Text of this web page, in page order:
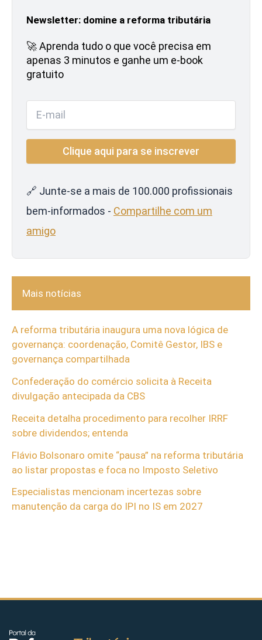
Newsletter: domine a reforma tributária
🚀 Aprenda tudo o que você precisa em
apenas 3 minutos e ganhe um e-book
gratuito
🔗 Junte-se a mais de 100.000 profissionais
bem-informados - Compartilhe com um
amigo
Mais notícias
A reforma tributária inaugura uma nova lógica de
governança: coordenação, Comitê Gestor, IBS e
governança compartilhada
Confederação do comércio solicita à Receita
divulgação antecipada da CBS
Receita detalha procedimento para recolher IRRF
sobre dividendos; entenda
Flávio Bolsonaro omite “pausa” na reforma tributária
ao listar propostas e foca no Imposto Seletivo
Especialistas mencionam incertezas sobre
manutenção da carga do IPI no IS em 2027